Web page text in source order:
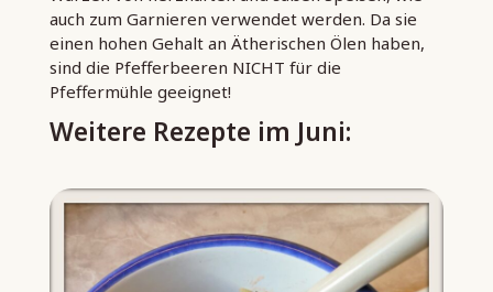
auch zum Garnieren verwendet werden. Da sie
einen hohen Gehalt an Ätherischen Ölen haben,
sind die Pfefferbeeren NICHT für die
Pfeffermühle geeignet!
Weitere Rezepte im Juni: